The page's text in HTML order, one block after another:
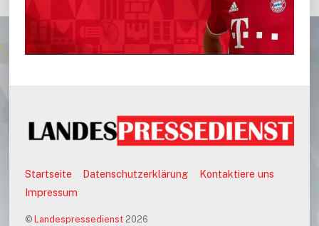
Startseite Datenschutzerklärung
Kontaktiere uns
Impressum
© Landespressedienst2026